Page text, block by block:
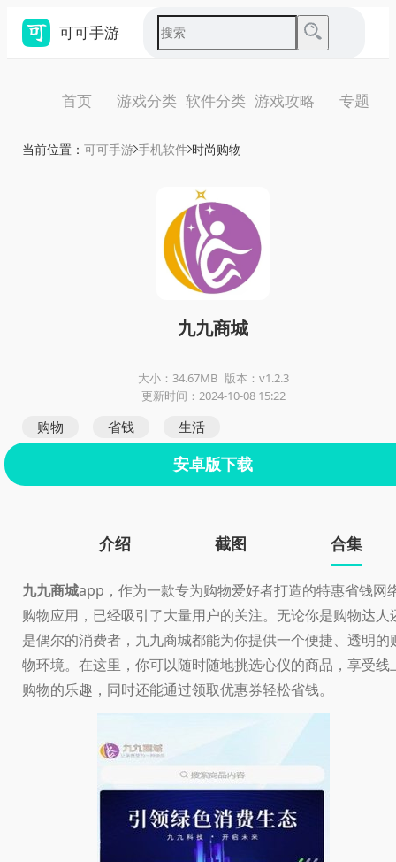
可可手游
首页 游戏分类 软件分类 游戏攻略 专题
当前位置： 可可手游 手机软件 时尚购物
九九商城
大小：34.67MB 版本：v1.2.3
更新时间：2024-10-08 15:22
购物 省钱 生活
安卓版下载
介绍 截图 合集
九九商城app，作为一款专为购物爱好者打造的特惠省钱网
购物应用，已经吸引了大量用户的关注。无论你是购物达人
是偶尔的消费者，九九商城都能为你提供一个便捷、透明的
物环境。在这里，你可以随时随地挑选心仪的商品，享受线
购物的乐趣，同时还能通过领取优惠券轻松省钱。